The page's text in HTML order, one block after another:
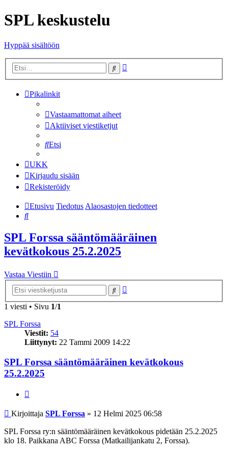
SPL keskustelu
Hyppää sisältöön
Etsi
Pikalinkit
Vastaamattomat aiheet
Aktiiviset viestiketjut
Etsi
UKK
Kirjaudu sisään
Rekisteröidy
Etusivu TiedotusAlaosastojen tiedotteet
Etsi
SPL Forssa sääntömääräinen
kevätkokous 25.2.2025
Vastaa Viestiin
Etsi
1 viesti • Sivu 1/1
SPL Forssa
Viestit: 54
Liittynyt: 22 Tammi 2009 14:22
SPL Forssa sääntömääräinen kevätkokous
25.2.2025
Viesti
Kirjoittaja SPL Forssa » 12 Helmi 2025 06:58
SPL Forssa ry:n sääntömääräinen kevätkokous pidetään 25.2.2025
klo 18. Paikkana ABC Forssa (Matkailijankatu 2, Forssa).